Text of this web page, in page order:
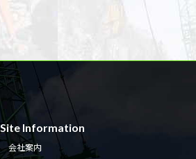
Site Information
会社案内